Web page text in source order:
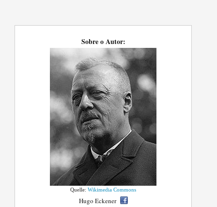
Sobre o Autor:
Quelle:Wikimedia Commons
Hugo Eckener